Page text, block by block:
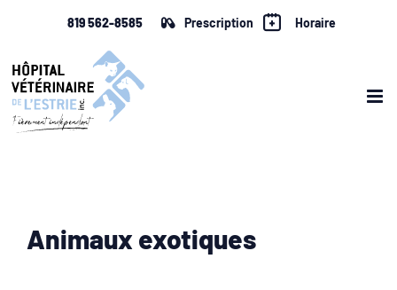
819 562-8585 Prescription Horaire
Animaux exotiques